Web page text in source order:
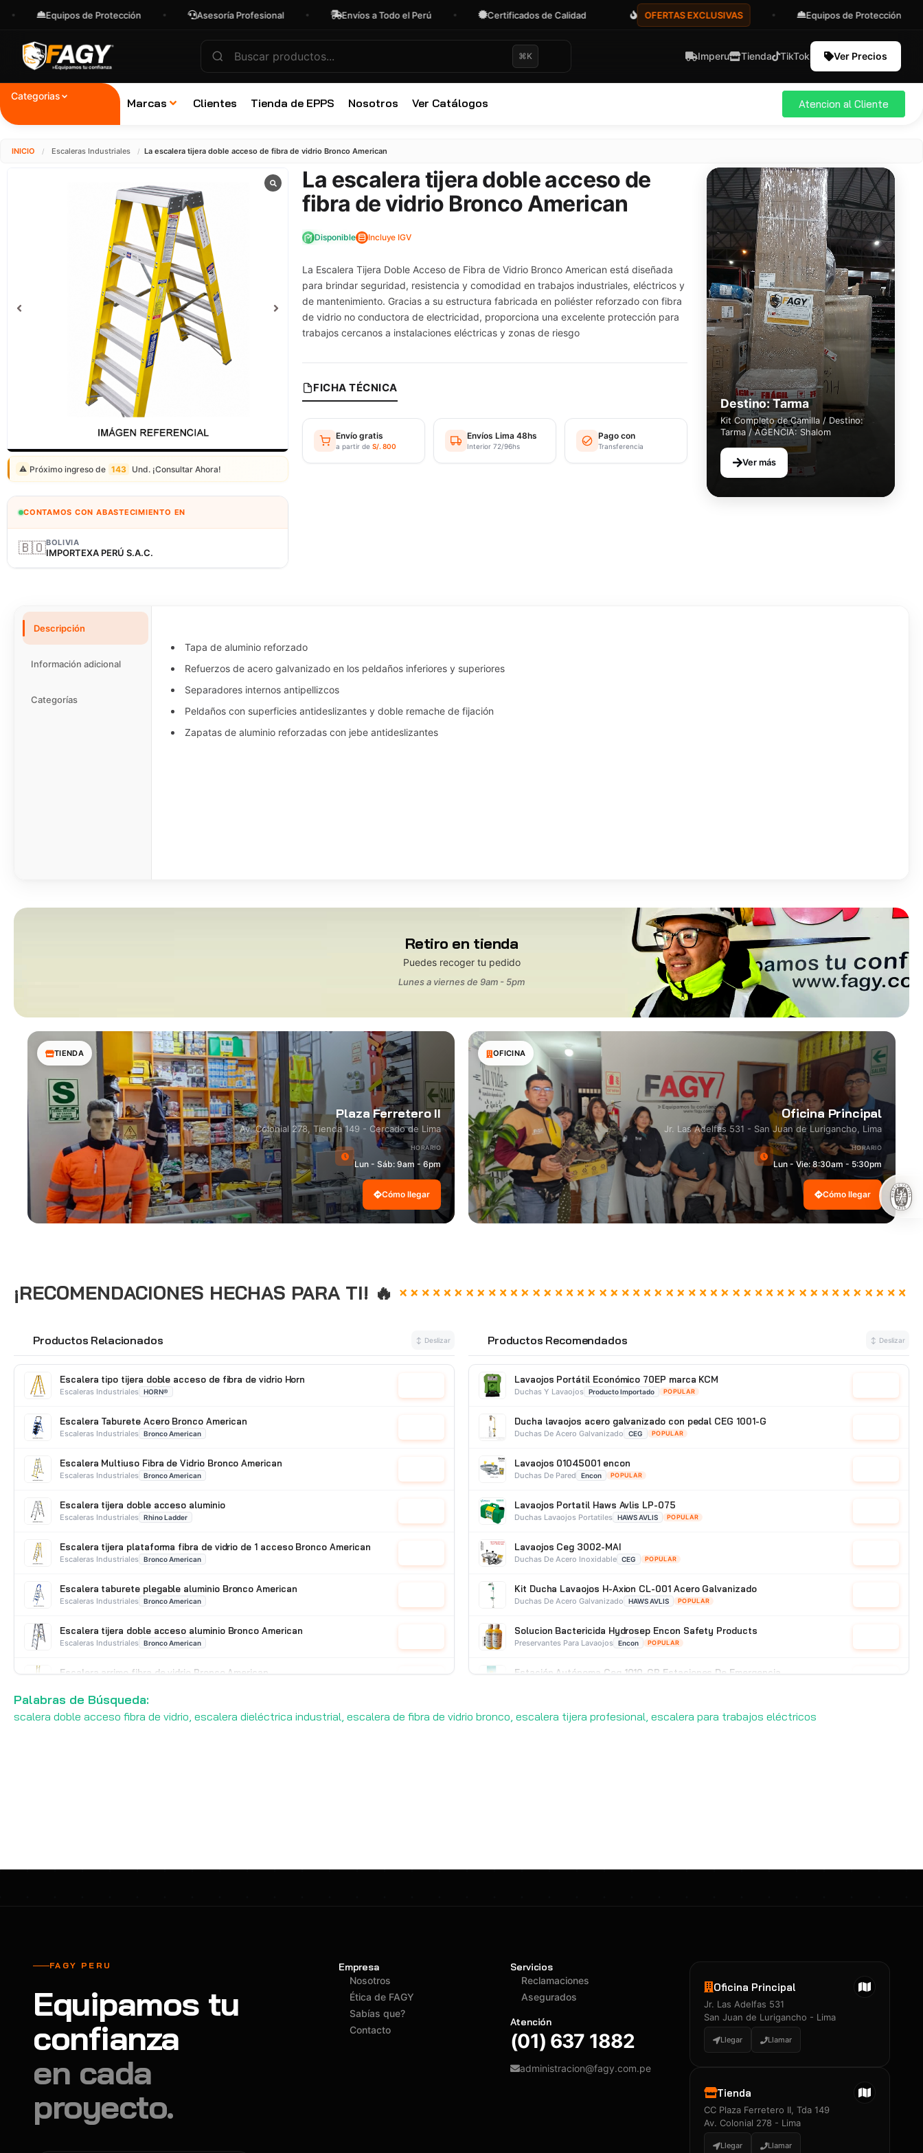
Certificados 3M
Equipos de Protección Asesoría Profesional Envíos a Todo el Perú Certificados de Calidad OFERTAS EXCLUSIVAS Equipos de Protección
⌘K Imperu Tienda TikTok Ver Precios
Categorias
Marcas Clientes Tienda de EPPS Nosotros Ver Catálogos Atencion al Cliente
INICIO / Escaleras Industriales / La escalera tijera doble acceso de fibra de vidrio Bronco American
⚠️ Próximo ingreso de 143 Und. ¡Consultar Ahora!
CONTAMOS CON ABASTECIMIENTO EN
🇧🇴BOLIVIA
IMPORTEXA PERÚ S.A.C.
La escalera tijera doble acceso de
fibra de vidrio Bronco American
Disponible Incluye IGV
La Escalera Tijera Doble Acceso de Fibra de Vidrio Bronco American está diseñada
para brindar seguridad, resistencia y comodidad en trabajos industriales, eléctricos y
de mantenimiento. Gracias a su estructura fabricada en poliéster reforzado con fibra
de vidrio no conductora de electricidad, proporciona una excelente protección para
trabajos cercanos a instalaciones eléctricas y zonas de riesgo
FICHA TÉCNICA
Envío gratis
a partir deS/. 800
Envíos Lima 48hs
Interior 72/96hs
Pago con
Transferencia
Destino: Tarma
Kit Completo de Camilla / Destino:
Tarma / AGENCIA: Shalom
Ver más
Descripción
Información adicional
Categorías
Tapa de aluminio reforzado
Refuerzos de acero galvanizado en los peldaños inferiores y superiores
Separadores internos antipellizcos
Peldaños con superficies antideslizantes y doble remache de fijación
Zapatas de aluminio reforzadas con jebe antideslizantes
Retiro en tienda
Puedes recoger tu pedido
Lunes a viernes de 9am - 5pm
TIENDA
Plaza Ferretero II
Av. Colonial 278, Tienda 149 - Cercado de Lima
HORARIO
Lun - Sáb: 9am - 6pm
Cómo llegar
OFICINA
Oficina Principal
Jr. Las Adelfas 531 - San Juan de Lurigancho, Lima
HORARIO
Lun - Vie: 8:30am - 5:30pm
Cómo llegar
¡RECOMENDACIONES HECHAS PARA TI! 🔥
Productos Relacionados ↕ Deslizar
Escalera tipo tijera doble acceso de fibra de vidrio Horn
Escaleras Industriales HORN®
Escalera Taburete Acero Bronco American
Escaleras Industriales Bronco American
Escalera Multiuso Fibra de Vidrio Bronco American
Escaleras Industriales Bronco American
Escalera tijera doble acceso aluminio
Escaleras Industriales Rhino Ladder
Escalera tijera plataforma fibra de vidrio de 1 acceso Bronco American
Escaleras Industriales Bronco American
Escalera taburete plegable aluminio Bronco American
Escaleras Industriales Bronco American
Escalera tijera doble acceso aluminio Bronco American
Escaleras Industriales Bronco American
Escalera arrimo fibra de vidrio Bronco American
Productos Recomendados ↕ Deslizar
Lavaojos Portátil Económico 70EP marca KCM
Duchas Y Lavaojos Producto Importado POPULAR
Ducha lavaojos acero galvanizado con pedal CEG 1001-G
Duchas De Acero Galvanizado CEG POPULAR
Lavaojos 01045001 encon
Duchas De Pared Encon POPULAR
Lavaojos Portatil Haws Avlis LP-075
Duchas Lavaojos Portatiles HAWS AVLIS POPULAR
Lavaojos Ceg 3002-MAI
Duchas De Acero Inoxidable CEG POPULAR
Kit Ducha Lavaojos H-Axion CL-001 Acero Galvanizado
Duchas De Acero Galvanizado HAWS AVLIS POPULAR
Solucion Bactericida Hydrosep Encon Safety Products
Preservantes Para Lavaojos Encon POPULAR
Estación Autónoma Ceg 1010-GR Estaciones De Emergencia
Palabras de Búsqueda:
scalera doble acceso fibra de vidrio, escalera dieléctrica industrial, escalera de fibra de vidrio bronco, escalera tijera profesional, escalera para trabajos eléctricos
FAGY PERU
Equipamos tu
confianza
en cada
proyecto.
Empresa
Nosotros
Ética de FAGY
Sabías que?
Contacto
Servicios
Reclamaciones
Asegurados
Atención
(01) 637 1882
administracion@fagy.com.pe
Oficina Principal
Jr. Las Adelfas 531
San Juan de Lurigancho - Lima
Llegar Llamar
Tienda
CC Plaza Ferretero II, Tda 149
Av. Colonial 278 - Lima
Llegar Llamar